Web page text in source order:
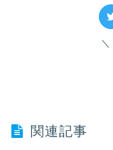
関連記事